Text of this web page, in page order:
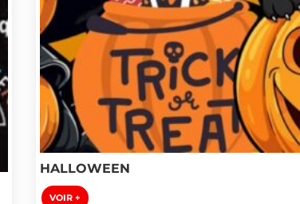
HALLOWEEN
VOIR +